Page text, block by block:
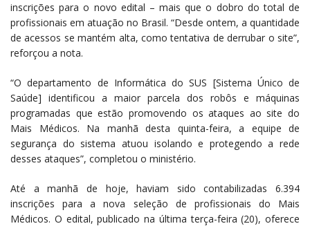
inscrições para o novo edital – mais que o dobro do total de
profissionais em atuação no Brasil. “Desde ontem, a quantidade
de acessos se mantém alta, como tentativa de derrubar o site”,
reforçou a nota.
“O departamento de Informática do SUS [Sistema Único de
Saúde] identificou a maior parcela dos robôs e máquinas
programadas que estão promovendo os ataques ao site do
Mais Médicos. Na manhã desta quinta-feira, a equipe de
segurança do sistema atuou isolando e protegendo a rede
desses ataques”, completou o ministério.
Até a manhã de hoje, haviam sido contabilizadas 6.394
inscrições para a nova seleção de profissionais do Mais
Médicos. O edital, publicado na última terça-feira (20), oferece